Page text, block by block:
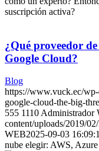
suscripción activa?
¿Qué proveedor
Google Cloud?
Blog
https://www.vuck.ec/
google-cloud-the-big-
555 1110 Administrador
content/uploads/2019/
WEB2025-09-03
nube elegir: AWS,